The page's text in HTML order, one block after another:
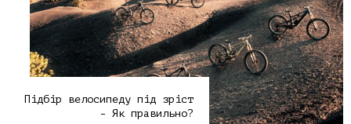
Підбір велосипеду під зріст
- Як правильно?